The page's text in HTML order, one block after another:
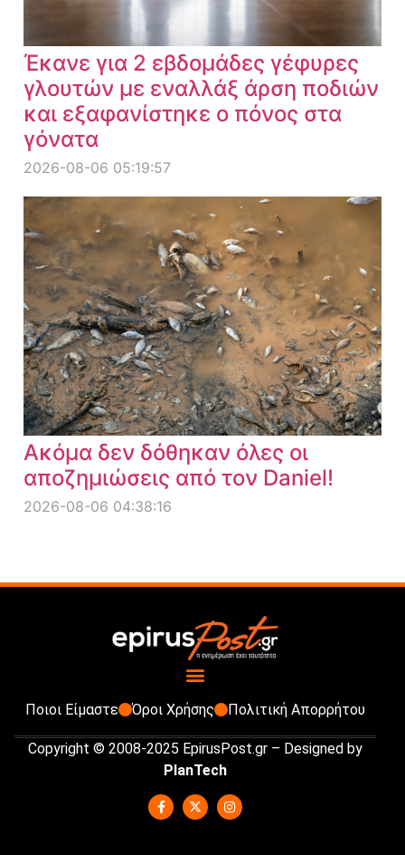
Έκανε για 2 εβδομάδες γέφυρες
γλουτών με εναλλάξ άρση ποδιών
και εξαφανίστηκε ο πόνος στα
γόνατα
2026-08-06 05:19:57
Ακόμα δεν δόθηκαν όλες οι
αποζημιώσεις από τον Daniel!
2026-08-06 04:38:16
Ποιοι Είμαστε Όροι Χρήσης Πολιτική Απορρήτου
Copyright © 2008-2025 EpirusPost.gr – Designed by
PlanTech